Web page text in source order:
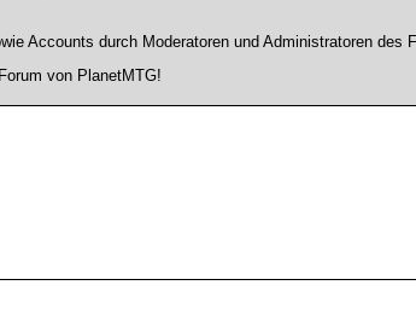
Accounts durch Moderatoren und Administratoren
von PlanetMTG!